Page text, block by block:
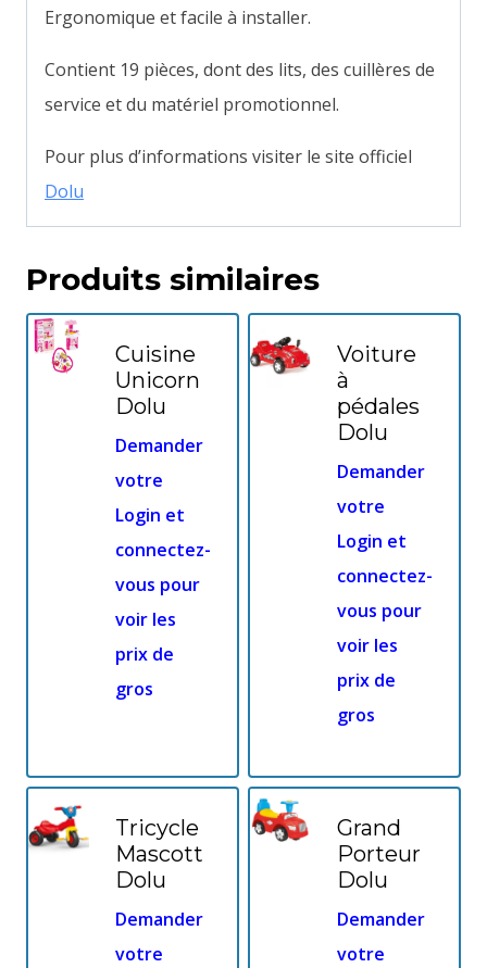
Ergonomique et facile à installer.
Contient 19 pièces, dont des lits, des cuillères de
service et du matériel promotionnel.
Pour plus d’informations visiter le site officiel
Dolu
Produits similaires
Cuisine
Unicorn
Dolu
Demander
votre
Login et
connectez-
vous pour
voir les
prix de
gros
Voiture
à
pédales
Dolu
Demander
votre
Login et
connectez-
vous pour
voir les
prix de
gros
Tricycle
Mascott
Dolu
Demander
votre
Grand
Porteur
Dolu
Demander
votre